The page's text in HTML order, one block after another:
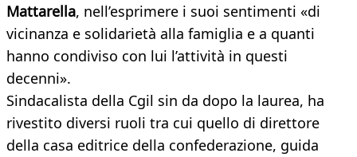
Mattarella, nell’esprimere i suoi sentimenti «di
vicinanza e solidarietà alla famiglia e a quanti
hanno condiviso con lui l’attività in questi
decenni».
Sindacalista della Cgil sin da dopo la laurea, ha
rivestito diversi ruoli tra cui quello di direttore
della casa editrice della confederazione, guida